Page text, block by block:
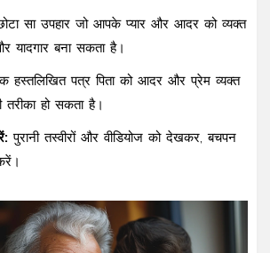
सा उपहार जो आपके प्यार और आदर को व्यक्त
यादगार बना सकता है।
हस्तलिखित पत्र पिता को आदर और प्रेम व्यक्त
हो सकता है।
पुरानी तस्वीरों और वीडियोज को देखकर, बचपन